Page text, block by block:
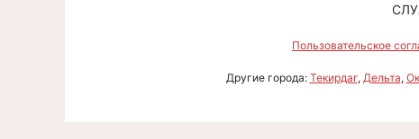
Пользовательское
Другие города: Текирдаг, Дельта,